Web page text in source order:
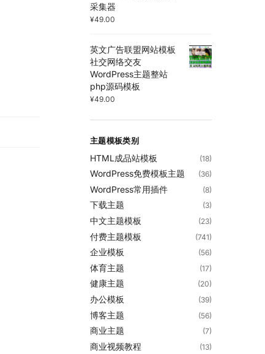
采集器
¥49.00
英文广告联盟网站模板
社交网络交友
WordPress主题整站
php源码模板
¥49.00
主题模板类别
HTML成品站模板 (18)
WordPress免费模板主题 (36)
WordPress常用插件 (8)
下载主题 (3)
中文主题模板 (23)
付费主题模板 (741)
企业模板 (56)
体育主题 (17)
健康主题 (20)
办公模板 (39)
博客主题 (56)
商业主题 (7)
商业视频教程 (13)